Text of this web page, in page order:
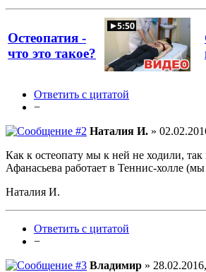
Остеопатия -
что это такое?
Ответить с цитатой
−
Наталия И. »
Как к остеопату мы к ней не ходили,
Афанасьева работает в Теннис-холле
Наталия И.
Ответить с цитатой
−
Владимир »